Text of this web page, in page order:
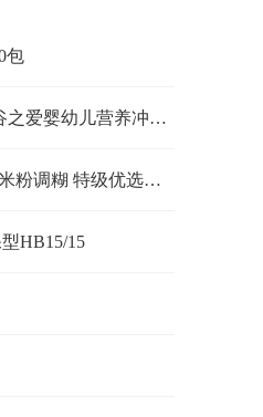
包
谷之爱婴幼儿DHA+AA小米粉 谷之爱婴幼儿营养冲饮 360g
谷之爱婴幼儿DHA+ARA营养小米粉调糊 特级优选小米米粉超值盒装
HB15/15